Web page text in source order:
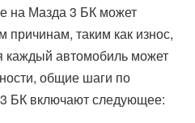
на Мазда 3 БК может
причинам, таким как износ,
каждый автомобиль может
общие шаги по
БК включают следующее: